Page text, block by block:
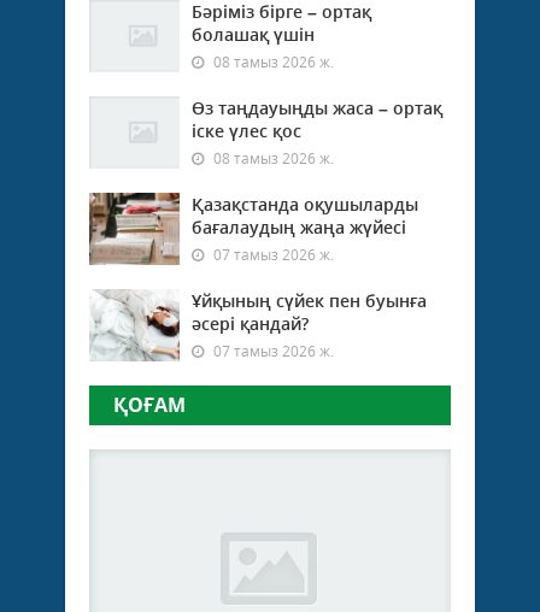
Бәріміз бірге – ортақ
болашақ үшін
08 тамыз 2026 ж.
Өз таңдауыңды жаса – ортақ
іске үлес қос
08 тамыз 2026 ж.
Қазақстанда оқушыларды
бағалаудың жаңа жүйесі
07 тамыз 2026 ж.
Ұйқының сүйек пен буынға
әсері қандай?
07 тамыз 2026 ж.
ҚОҒАМ